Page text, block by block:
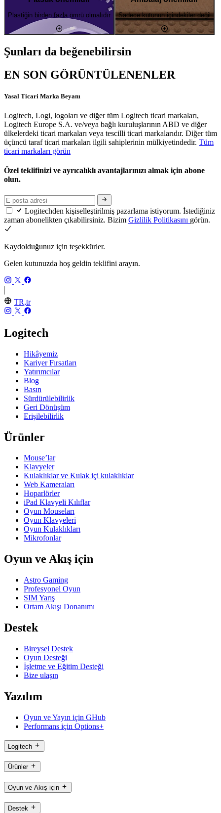
Plastiğin birden fazla ömrü olmalıdır Sadece kutunun içindekiler değil
Şunları da beğenebilirsin
EN SON GÖRÜNTÜLENENLER
Yasal Ticari Marka Beyanı
Logitech, Logi, logoları ve diğer tüm Logitech ticari markaları,
Logitech Europe S.A. ve/veya bağlı kuruluşlarının ABD ve diğer
ülkelerdeki ticari markaları veya tescilli ticari markalarıdır. Diğer tüm
üçüncü taraf ticari markaları ilgili sahiplerinin mülkiyetindedir. Tüm
ticari markaları görün
Özel teklifinizi ve ayrıcalıklı avantajlarınızı almak için abone
olun.
Logitechden kişiselleştirilmiş pazarlama istiyorum. İstediğiniz
zaman abonelikten çıkabilirsiniz. Bizim Gizlilik Politikasını görün.
Kaydolduğunuz için teşekkürler.
Gelen kutunuzda hoş geldin teklifini arayın.
TR,tr
Logitech
Hikâyemiz
Kariyer Fırsatları
Yatırımcılar
Blog
Basın
Sürdürülebilirlik
Geri Dönüşüm
Erişilebilirlik
Ürünler
Mouse’lar
Klavyeler
Kulaklıklar ve Kulak içi kulaklıklar
Web Kameraları
Hoparlörler
iPad Klavyeli Kılıflar
Oyun Mouseları
Oyun Klavyeleri
Oyun Kulaklıkları
Mikrofonlar
Oyun ve Akış için
Astro Gaming
Profesyonel Oyun
SIM Yarış
Ortam Akışı Donanımı
Destek
Bireysel Destek
Oyun Desteği
İşletme ve Eğitim Desteği
Bize ulaşın
Yazılım
Oyun ve Yayın için GHub
Performans için Options+
Logitech
Ürünler
Oyun ve Akış için
Destek